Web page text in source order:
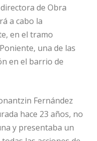
de Obra
a cabo la
en el tramo
una de las
en el barrio de
Fernández
hace 23 años, no
y presentaba un